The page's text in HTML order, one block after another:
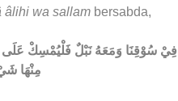
âlihi wa sallam bersabda,
فِيْ سُوْقِنَا وَمَعَهُ نَبْلٌ فَلْيُمْسِكْ
مِنْهَا